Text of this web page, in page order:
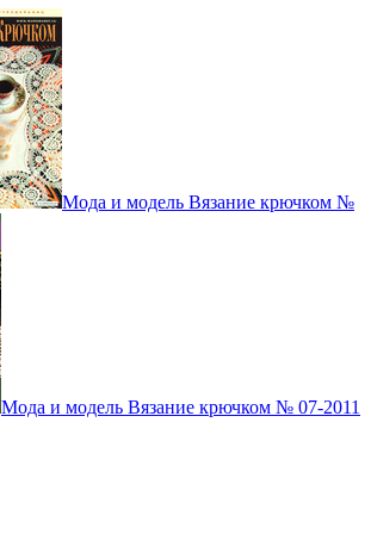
Мода и модель Вязание крючком №
Мода и модель Вязание крючком № 07-2011